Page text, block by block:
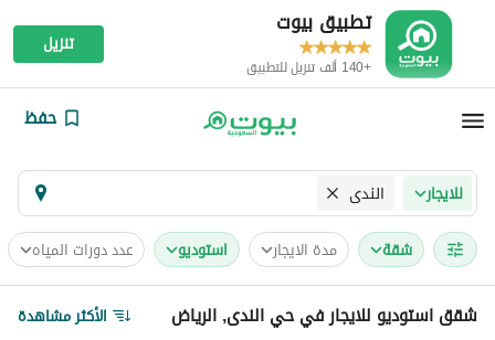
تطبيق بيوت
+140 ألف تنزيل للتطبيق
تنزيل
حفظ
للايجار الندى
شقة مدة الايجار استوديو عدد دورات المياه
شقق استوديو للايجار في حي الندى, الرياض الأكثر مشاهدة